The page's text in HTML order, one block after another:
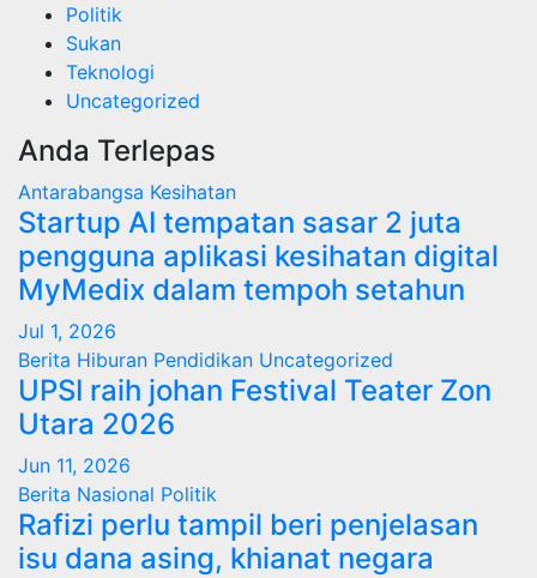
Politik
Sukan
Teknologi
Uncategorized
Anda Terlepas
Antarabangsa Kesihatan
Startup AI tempatan sasar 2 juta
pengguna aplikasi kesihatan digital
MyMedix dalam tempoh setahun
Jul 1, 2026
Berita Hiburan Pendidikan Uncategorized
UPSI raih johan Festival Teater Zon
Utara 2026
Jun 11, 2026
Berita Nasional Politik
Rafizi perlu tampil beri penjelasan
isu dana asing, khianat negara